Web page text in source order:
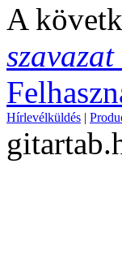
A
szavazat
Hírlevélküldés |